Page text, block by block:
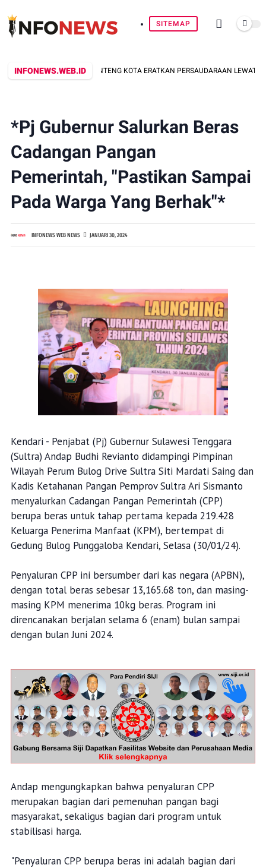
SITEMAP
INFONEWS.WEB.ID
KEMERDEKAAN: BANTENG KOTA ERATKAN PERSAUDARAAN LEWAT
*Pj Gubernur Salurkan Beras
Cadangan Pangan
Pemerintah, "Pastikan Sampai
Pada Warga Yang Berhak"*
INFONEWS WEB NEWS JANUARI 30, 2024
Kendari - Penjabat (Pj) Gubernur Sulawesi Tenggara
(Sultra) Andap Budhi Revianto didampingi Pimpinan
Wilayah Perum Bulog Drive Sultra Siti Mardati Saing dan
Kadis Ketahanan Pangan Pemprov Sultra Ari Sismanto
menyalurkan Cadangan Pangan Pemerintah (CPP)
berupa beras untuk tahap pertama kepada 219.428
Keluarga Penerima Manfaat (KPM), bertempat di
Gedung Bulog Punggaloba Kendari, Selasa (30/01/24).
Penyaluran CPP ini bersumber dari kas negara (APBN),
dengan total beras sebesar 13,165.68 ton, dan masing-
masing KPM menerima 10kg beras. Program ini
direncanakan berjalan selama 6 (enam) bulan sampai
dengan bulan Juni 2024.
Andap mengungkapkan bahwa penyaluran CPP
merupakan bagian dari pemenuhan pangan bagi
masyarakat, sekaligus bagian dari program untuk
stabilisasi harga.
"Penyaluran CPP berupa beras ini adalah bagian dari